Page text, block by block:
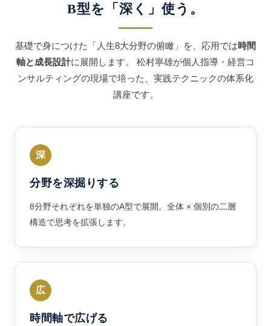
B型を「深く」使う。
基礎で身につけた「人生8大分野の俯瞰」を、応用では時間
軸と成長設計に展開します。 松村寧雄が個人指導・経営コ
ンサルティングの現場で培った、実践テクニックの体系化
講座です。
深
分野を深掘りする
8分野それぞれを単独のA型で展開。全体 × 個別の二層
構造で思考を拡張します。
広
時間軸で広げる